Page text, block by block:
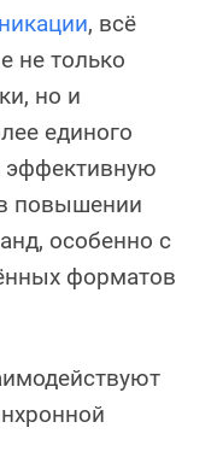
, всё
не только
но и
единого
эффективную
повышении
особенно с
форматов